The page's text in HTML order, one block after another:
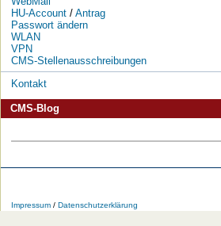
HU-Account/ Antrag
Passwort ändern
WLAN
VPN
CMS-Stellenausschreibungen
Kontakt
CMS-Blog
im
bei bei bei bei Feeds
Impressum/ Datenschutzerklärung